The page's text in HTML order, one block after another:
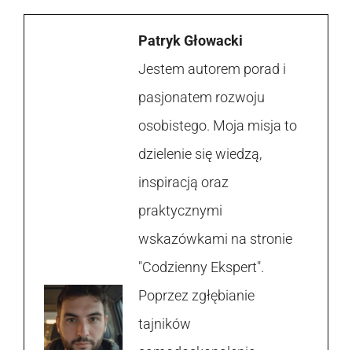
Patryk Głowacki
Jestem autorem porad i
pasjonatem rozwoju
osobistego. Moja misja to
dzielenie się wiedzą,
inspiracją oraz
praktycznymi
wskazówkami na stronie
"Codzienny Ekspert".
Poprzez zgłębianie
tajników